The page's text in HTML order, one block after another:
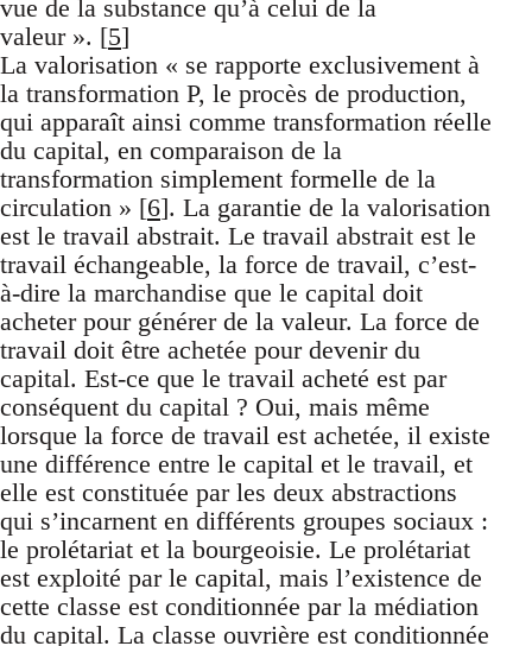
vue de la substance qu’à celui de la
valeur ». [5]
La valorisation « se rapporte exclusivement à
la transformation P, le procès de production,
qui apparaît ainsi comme transformation réelle
du capital, en comparaison de la
transformation simplement formelle de la
circulation » [6]. La garantie de la valorisation
est le travail abstrait. Le travail abstrait est le
travail échangeable, la force de travail, c’est-
à-dire la marchandise que le capital doit
acheter pour générer de la valeur. La force de
travail doit être achetée pour devenir du
capital. Est-ce que le travail acheté est par
conséquent du capital ? Oui, mais même
lorsque la force de travail est achetée, il existe
une différence entre le capital et le travail, et
elle est constituée par les deux abstractions
qui s’incarnent en différents groupes sociaux :
le prolétariat et la bourgeoisie. Le prolétariat
est exploité par le capital, mais l’existence de
cette classe est conditionnée par la médiation
du capital. La classe ouvrière est conditionnée